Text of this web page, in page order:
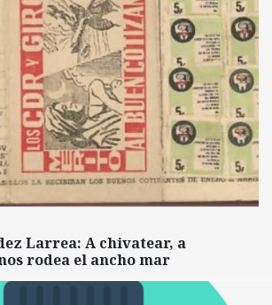
Larrea: A chivatear, a
rodea el ancho mar